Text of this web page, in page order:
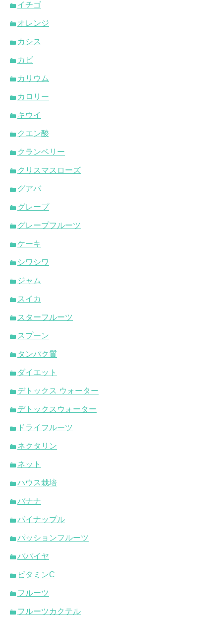
イチゴ
オレンジ
カシス
カビ
カリウム
カロリー
キウイ
クエン酸
クランベリー
クリスマスローズ
グアバ
グレープ
グレープフルーツ
ケーキ
シワシワ
ジャム
スイカ
スターフルーツ
スプーン
タンパク質
ダイエット
デトックス ウォーター
デトックスウォーター
ドライフルーツ
ネクタリン
ネット
ハウス栽培
バナナ
パイナップル
パッションフルーツ
パパイヤ
ビタミンC
フルーツ
フルーツカクテル